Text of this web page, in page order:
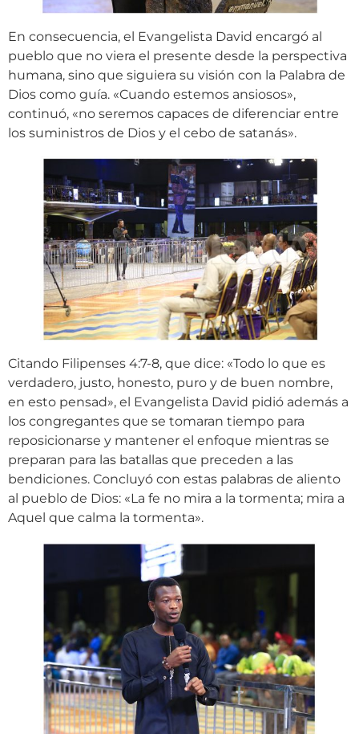
En consecuencia, el Evangelista David encargó al
pueblo que no viera el presente desde la perspectiva
humana, sino que siguiera su visión con la Palabra de
Dios como guía. «Cuando estemos ansiosos»,
continuó, «no seremos capaces de diferenciar entre
los suministros de Dios y el cebo de satanás».
Citando Filipenses 4:7-8, que dice: «Todo lo que es
verdadero, justo, honesto, puro y de buen nombre,
en esto pensad», el Evangelista David pidió además a
los congregantes que se tomaran tiempo para
reposicionarse y mantener el enfoque mientras se
preparan para las batallas que preceden a las
bendiciones. Concluyó con estas palabras de aliento
al pueblo de Dios: «La fe no mira a la tormenta; mira a
Aquel que calma la tormenta».